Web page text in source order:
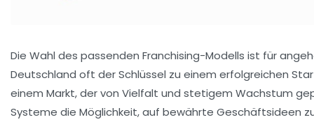
Die Wahl des passenden Franchising-Modells ist für
Deutschland oft der Schlüssel zu einem erfolgreichen
einem Markt, der von Vielfalt und stetigem Wachstum
Systeme die Möglichkeit, auf bewährte Geschäftsideen